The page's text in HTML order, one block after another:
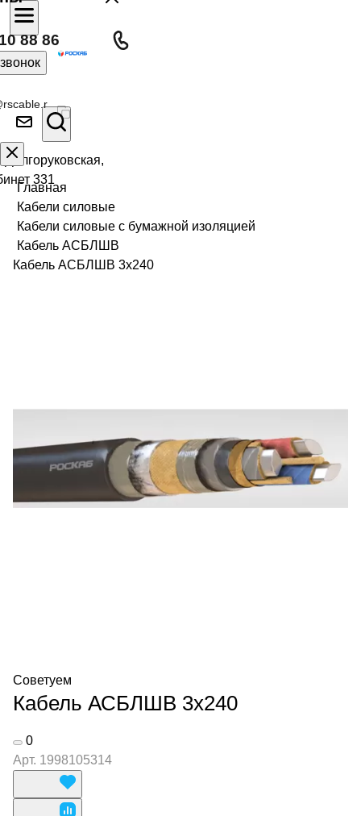
88 86
331
Главная
Кабели силовые
Кабели силовые с бумажной изоляцией
Кабель АСБЛШВ
Кабель АСБЛШВ 3х240
Советуем
Кабель АСБЛШВ 3х240
0
Арт. 1998105314